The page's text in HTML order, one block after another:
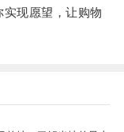
现愿望，让购物